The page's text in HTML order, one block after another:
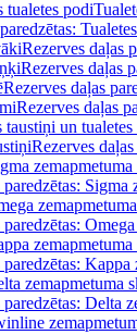
tualetes podi
Rezerves daļas
Rezerves daļas
Rezerves daļas
Rezerves daļas
taustiņi un tualetes
Rezerves
Sigma
Kappa
zemapmetuma
Delta